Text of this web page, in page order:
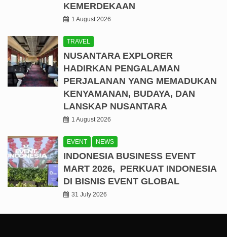
KEMERDEKAAN
1 August 2026
TRAVEL
NUSANTARA EXPLORER
HADIRKAN PENGALAMAN
PERJALANAN YANG MEMADUKAN
KENYAMANAN, BUDAYA, DAN
LANSKAP NUSANTARA
1 August 2026
EVENT NEWS
INDONESIA BUSINESS EVENT
MART 2026, PERKUAT INDONESIA
DI BISNIS EVENT GLOBAL
31 July 2026